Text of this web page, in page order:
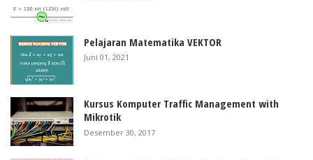
Pelajaran Matematika VEKTOR
Juni 01, 2021
Kursus Komputer Traffic Management with
Mikrotik
Desember 30, 2017